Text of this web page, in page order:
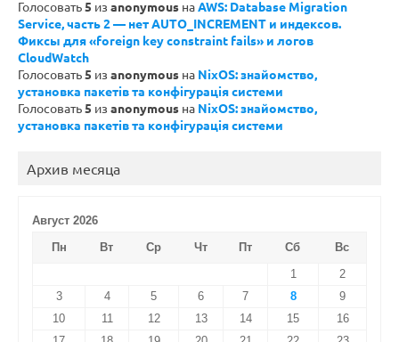
Голосовать5 из anonymous наAWS: Database Migration
Service, часть 2 — нет AUTO_INCREMENT и индексов.
Фиксы для «foreign key constraint fails» и логов
CloudWatch
Голосовать5 из anonymous на NixOS: знайомство,
установка пакетів та конфігурація системи
Голосовать5 из anonymous на NixOS: знайомство,
установка пакетів та конфігурація системи
Архив месяца
Август 2026
Пн
Вт Ср Чт Пт Сб
Вс
1
2
3
4 5 6 7 8
9
10
11 12 13 14 15
16